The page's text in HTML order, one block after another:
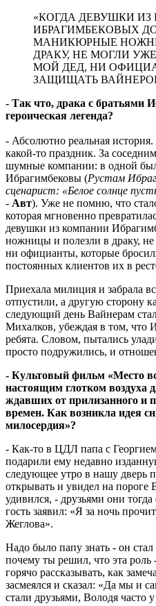
«КОГДА ДЕВУШКИ
ИБРАГИМБЕКОВЫХ
МАНИКЮРНЫЕ
ДРАКУ, НЕ МОГЛИ
МОЙ ДЕД, НИ
ЗАЩИЩАТЬ
- Так что, драка с братьями
героическая легенда?
- Абсолютно реальная
какой-то праздник. За
шумные компании: в одной
Ибрагимбековы (Рустам
сценарист: «Белое солнце
- Авт). Уже не помню, что
которая мгновенно
девушки из компании
ножницы и полезли в драку,
ни официанты, которые
постоянных клиентов их в
Приехала милиция и забрала
отпустили, а другую сторону
следующий день Вайнерам
Михалков, убеждая в том, что
ребята. Словом, пытались
просто подружились, и
- Культовый фильм «Место
настоящим глотком воздуха
ждавших от прилизанного и
времен. Как возникла идея
милосердия»?
- Как-то в ЦДЛ папа с
подарили ему недавно
следующее утро в нашу дверь
открывать и увидел на пороге
удивился, - друзьями они
гость заявил: «Я за ночь
Жеглова».
Надо было папу знать - он
почему ты решил, что эта роль
горячо рассказывать, как
засмеялся и сказал: «Да мы и
стали друзьями, Володя часто